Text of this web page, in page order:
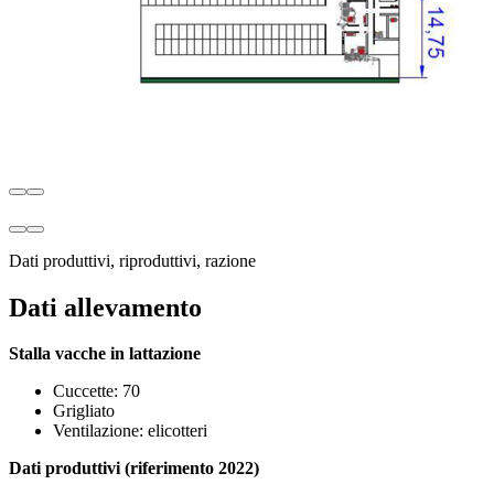
Dati produttivi, riproduttivi, razione
Dati allevamento
Stalla vacche in lattazione
Cuccette: 70
Grigliato
Ventilazione: elicotteri
Dati produttivi (riferimento 2022)